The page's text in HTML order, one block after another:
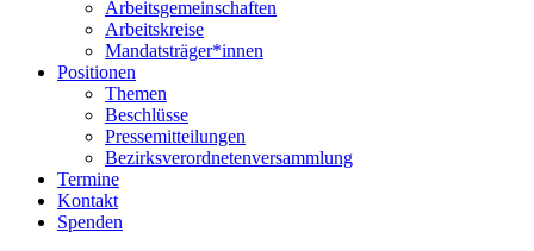
Arbeitsgemeinschaften
Arbeitskreise
Mandatsträger*innen
Positionen
Themen
Beschlüsse
Pressemitteilungen
Bezirksverordnetenversammlung
Termine
Kontakt
Spenden